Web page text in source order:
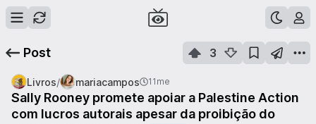
Post 3
Livros/ mariacampos 11me
Sally Rooney promete apoiar a Palestine Action
com lucros autorais apesar da proibição do